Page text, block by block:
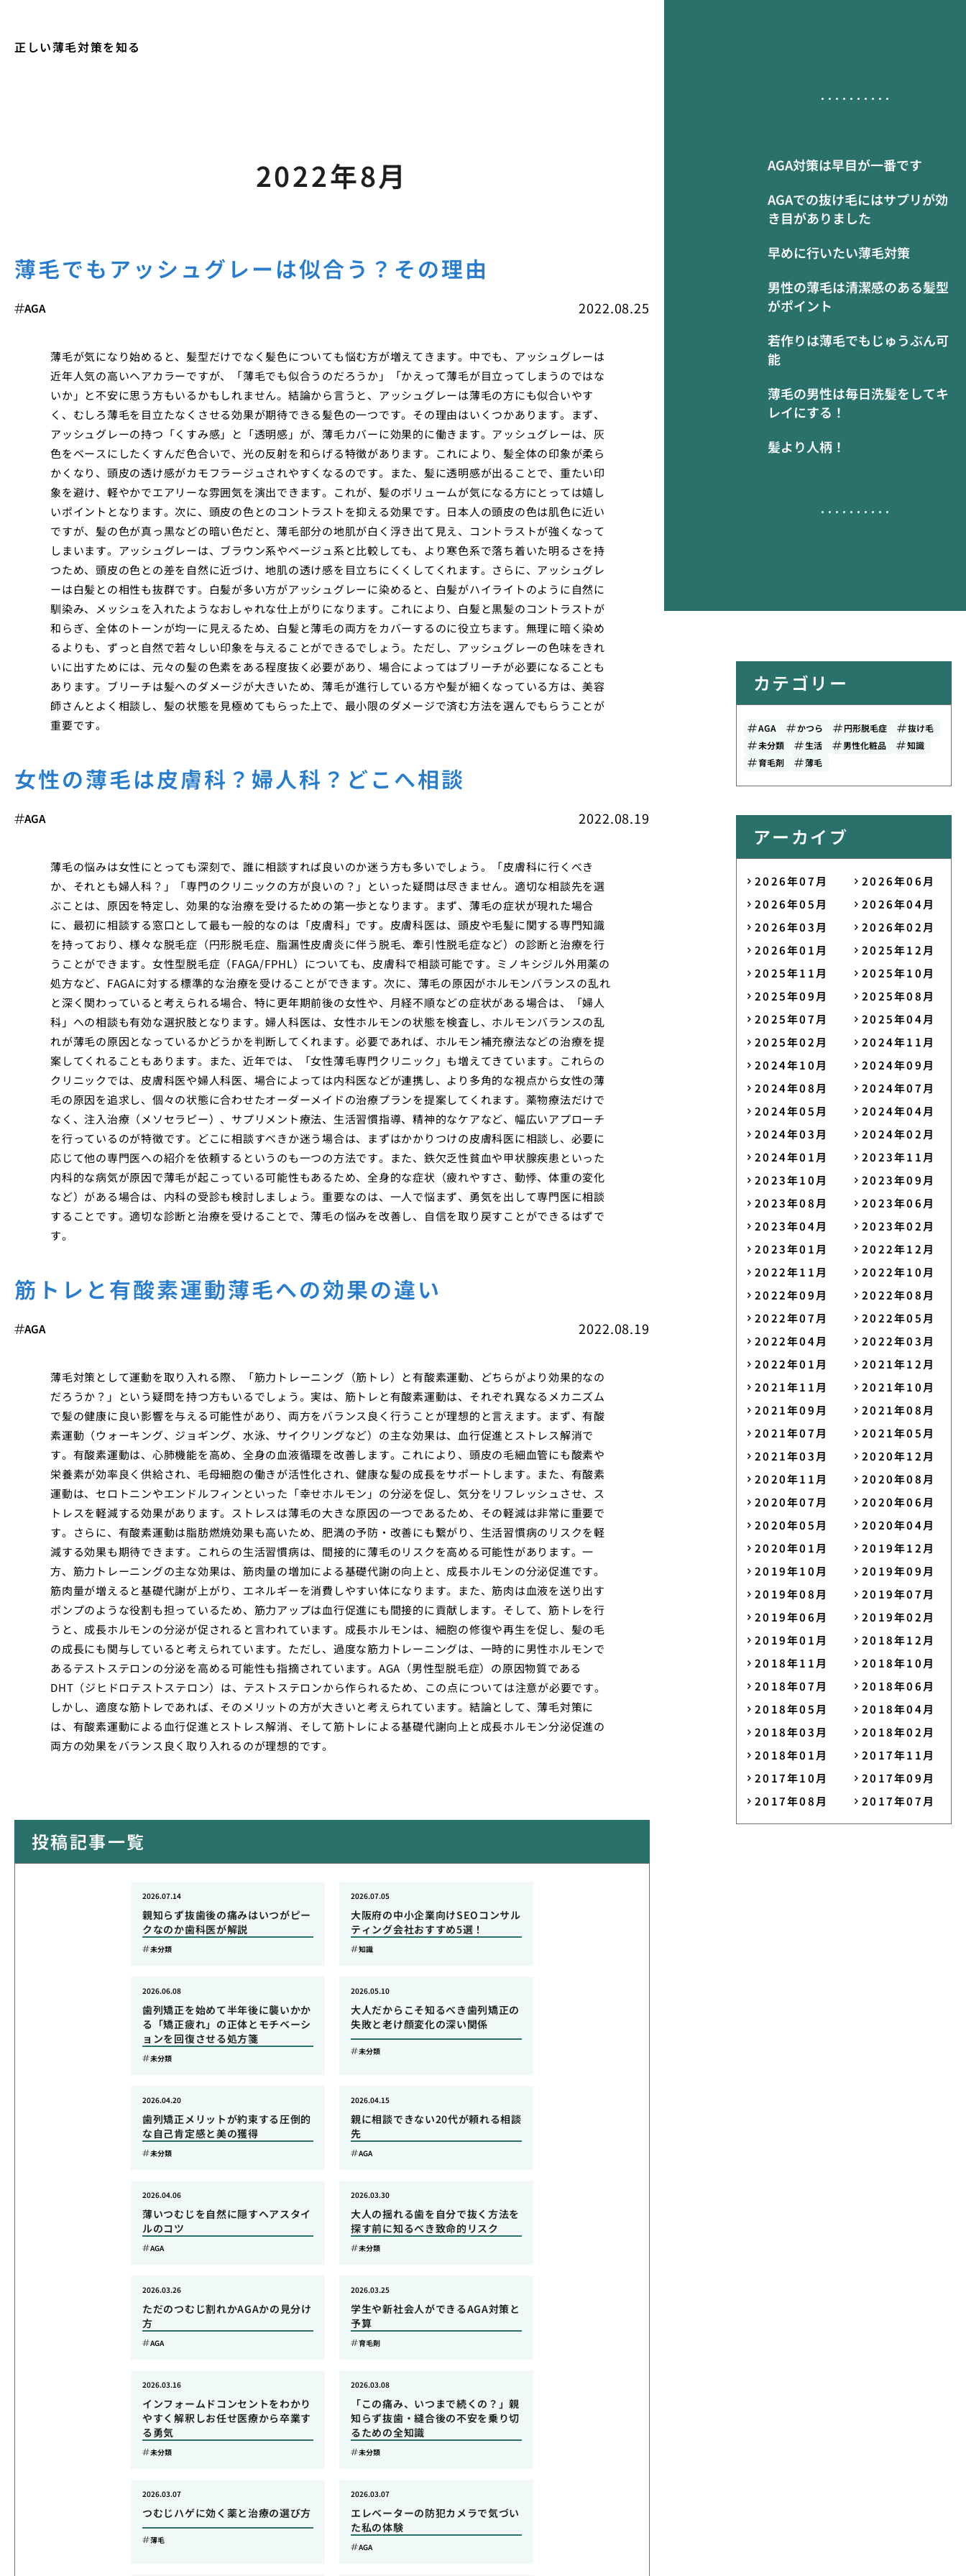
正しい薄毛対策を知る
AGA対策は早目が一番です
AGAでの抜け毛にはサプリが効
き目がありました
早めに行いたい薄毛対策
男性の薄毛は清潔感のある髪型
がポイント
若作りは薄毛でもじゅうぶん可
能
薄毛の男性は毎日洗髪をしてキ
レイにする！
髪より人柄！
2022年8月
薄毛でもアッシュグレーは似合う？その理由
2022.08.25
AGA
薄毛が気になり始めると、髪型だけでなく髪色についても悩む方が増えてきます。中でも、アッシュグレーは
近年人気の高いヘアカラーですが、「薄毛でも似合うのだろうか」「かえって薄毛が目立ってしまうのではな
いか」と不安に思う方もいるかもしれません。結論から言うと、アッシュグレーは薄毛の方にも似合いやす
く、むしろ薄毛を目立たなくさせる効果が期待できる髪色の一つです。その理由はいくつかあります。まず、
アッシュグレーの持つ「くすみ感」と「透明感」が、薄毛カバーに効果的に働きます。アッシュグレーは、灰
色をベースにしたくすんだ色合いで、光の反射を和らげる特徴があります。これにより、髪全体の印象が柔ら
かくなり、頭皮の透け感がカモフラージュされやすくなるのです。また、髪に透明感が出ることで、重たい印
象を避け、軽やかでエアリーな雰囲気を演出できます。これが、髪のボリュームが気になる方にとっては嬉し
いポイントとなります。次に、頭皮の色とのコントラストを抑える効果です。日本人の頭皮の色は肌色に近い
ですが、髪の色が真っ黒などの暗い色だと、薄毛部分の地肌が白く浮き出て見え、コントラストが強くなって
しまいます。アッシュグレーは、ブラウン系やベージュ系と比較しても、より寒色系で落ち着いた明るさを持
つため、頭皮の色との差を自然に近づけ、地肌の透け感を目立ちにくくしてくれます。さらに、アッシュグレ
ーは白髪との相性も抜群です。白髪が多い方がアッシュグレーに染めると、白髪がハイライトのように自然に
馴染み、メッシュを入れたようなおしゃれな仕上がりになります。これにより、白髪と黒髪のコントラストが
和らぎ、全体のトーンが均一に見えるため、白髪と薄毛の両方をカバーするのに役立ちます。無理に暗く染め
るよりも、ずっと自然で若々しい印象を与えることができるでしょう。ただし、アッシュグレーの色味をきれ
いに出すためには、元々の髪の色素をある程度抜く必要があり、場合によってはブリーチが必要になることも
あります。ブリーチは髪へのダメージが大きいため、薄毛が進行している方や髪が細くなっている方は、美容
師さんとよく相談し、髪の状態を見極めてもらった上で、最小限のダメージで済む方法を選んでもらうことが
重要です。
女性の薄毛は皮膚科？婦人科？どこへ相談
2022.08.19
AGA
薄毛の悩みは女性にとっても深刻で、誰に相談すれば良いのか迷う方も多いでしょう。「皮膚科に行くべき
か、それとも婦人科？」「専門のクリニックの方が良いの？」といった疑問は尽きません。適切な相談先を選
ぶことは、原因を特定し、効果的な治療を受けるための第一歩となります。まず、薄毛の症状が現れた場合
に、最初に相談する窓口として最も一般的なのは「皮膚科」です。皮膚科医は、頭皮や毛髪に関する専門知識
を持っており、様々な脱毛症（円形脱毛症、脂漏性皮膚炎に伴う脱毛、牽引性脱毛症など）の診断と治療を行
うことができます。女性型脱毛症（FAGA/FPHL）についても、皮膚科で相談可能です。ミノキシジル外用薬の
処方など、FAGAに対する標準的な治療を受けることができます。次に、薄毛の原因がホルモンバランスの乱れ
と深く関わっていると考えられる場合、特に更年期前後の女性や、月経不順などの症状がある場合は、「婦人
科」への相談も有効な選択肢となります。婦人科医は、女性ホルモンの状態を検査し、ホルモンバランスの乱
れが薄毛の原因となっているかどうかを判断してくれます。必要であれば、ホルモン補充療法などの治療を提
案してくれることもあります。また、近年では、「女性薄毛専門クリニック」も増えてきています。これらの
クリニックでは、皮膚科医や婦人科医、場合によっては内科医などが連携し、より多角的な視点から女性の薄
毛の原因を追求し、個々の状態に合わせたオーダーメイドの治療プランを提案してくれます。薬物療法だけで
なく、注入治療（メソセラピー）、サプリメント療法、生活習慣指導、精神的なケアなど、幅広いアプローチ
を行っているのが特徴です。どこに相談すべきか迷う場合は、まずはかかりつけの皮膚科医に相談し、必要に
応じて他の専門医への紹介を依頼するというのも一つの方法です。また、鉄欠乏性貧血や甲状腺疾患といった
内科的な病気が原因で薄毛が起こっている可能性もあるため、全身的な症状（疲れやすさ、動悸、体重の変化
など）がある場合は、内科の受診も検討しましょう。重要なのは、一人で悩まず、勇気を出して専門医に相談
することです。適切な診断と治療を受けることで、薄毛の悩みを改善し、自信を取り戻すことができるはずで
す。
筋トレと有酸素運動薄毛への効果の違い
2022.08.19
AGA
薄毛対策として運動を取り入れる際、「筋力トレーニング（筋トレ）と有酸素運動、どちらがより効果的なの
だろうか？」という疑問を持つ方もいるでしょう。実は、筋トレと有酸素運動は、それぞれ異なるメカニズム
で髪の健康に良い影響を与える可能性があり、両方をバランス良く行うことが理想的と言えます。まず、有酸
素運動（ウォーキング、ジョギング、水泳、サイクリングなど）の主な効果は、血行促進とストレス解消で
す。有酸素運動は、心肺機能を高め、全身の血液循環を改善します。これにより、頭皮の毛細血管にも酸素や
栄養素が効率良く供給され、毛母細胞の働きが活性化され、健康な髪の成長をサポートします。また、有酸素
運動は、セロトニンやエンドルフィンといった「幸せホルモン」の分泌を促し、気分をリフレッシュさせ、ス
トレスを軽減する効果があります。ストレスは薄毛の大きな原因の一つであるため、その軽減は非常に重要で
す。さらに、有酸素運動は脂肪燃焼効果も高いため、肥満の予防・改善にも繋がり、生活習慣病のリスクを軽
減する効果も期待できます。これらの生活習慣病は、間接的に薄毛のリスクを高める可能性があります。一
方、筋力トレーニングの主な効果は、筋肉量の増加による基礎代謝の向上と、成長ホルモンの分泌促進です。
筋肉量が増えると基礎代謝が上がり、エネルギーを消費しやすい体になります。また、筋肉は血液を送り出す
ポンプのような役割も担っているため、筋力アップは血行促進にも間接的に貢献します。そして、筋トレを行
うと、成長ホルモンの分泌が促されると言われています。成長ホルモンは、細胞の修復や再生を促し、髪の毛
の成長にも関与していると考えられています。ただし、過度な筋力トレーニングは、一時的に男性ホルモンで
あるテストステロンの分泌を高める可能性も指摘されています。AGA（男性型脱毛症）の原因物質である
DHT（ジヒドロテストステロン）は、テストステロンから作られるため、この点については注意が必要です。
しかし、適度な筋トレであれば、そのメリットの方が大きいと考えられています。結論として、薄毛対策に
は、有酸素運動による血行促進とストレス解消、そして筋トレによる基礎代謝向上と成長ホルモン分泌促進の
両方の効果をバランス良く取り入れるのが理想的です。
投稿記事一覧
親知らず抜歯後の痛みはいつがピー
クなのか歯科医が解説
2026.07.14
未分類
大阪府の中小企業向けSEOコンサル
ティング会社おすすめ5選！
2026.07.05
知識
歯列矯正を始めて半年後に襲いかか
る「矯正疲れ」の正体とモチベーシ
ョンを回復させる処方箋
2026.06.08
未分類
大人だからこそ知るべき歯列矯正の
失敗と老け顔変化の深い関係
2026.05.10
未分類
歯列矯正メリットが約束する圧倒的
な自己肯定感と美の獲得
2026.04.20
未分類
親に相談できない20代が頼れる相談
先
2026.04.15
AGA
薄いつむじを自然に隠すヘアスタイ
ルのコツ
2026.04.06
AGA
大人の揺れる歯を自分で抜く方法を
探す前に知るべき致命的リスク
2026.03.30
未分類
ただのつむじ割れかAGAかの見分け
方
2026.03.26
AGA
学生や新社会人ができるAGA対策と
予算
2026.03.25
育毛剤
インフォームドコンセントをわかり
やすく解釈しお任せ医療から卒業す
る勇気
2026.03.16
未分類
「この痛み、いつまで続くの？」親
知らず抜歯・縫合後の不安を乗り切
るための全知識
2026.03.08
未分類
つむじハゲに効く薬と治療の選び方
2026.03.07
薄毛
エレベーターの防犯カメラで気づい
た私の体験
2026.03.07
AGA
カテゴリー
AGA かつら 円形脱毛症
抜け毛
未分類
生活 男性化粧品
知識
育毛剤
薄毛
アーカイブ
2026年07月
2026年06月
2026年05月
2026年04月
2026年03月
2026年02月
2026年01月
2025年12月
2025年11月
2025年10月
2025年09月
2025年08月
2025年07月
2025年04月
2025年02月
2024年11月
2024年10月
2024年09月
2024年08月
2024年07月
2024年05月
2024年04月
2024年03月
2024年02月
2024年01月
2023年11月
2023年10月
2023年09月
2023年08月
2023年06月
2023年04月
2023年02月
2023年01月
2022年12月
2022年11月
2022年10月
2022年09月
2022年08月
2022年07月
2022年05月
2022年04月
2022年03月
2022年01月
2021年12月
2021年11月
2021年10月
2021年09月
2021年08月
2021年07月
2021年05月
2021年03月
2020年12月
2020年11月
2020年08月
2020年07月
2020年06月
2020年05月
2020年04月
2020年01月
2019年12月
2019年10月
2019年09月
2019年08月
2019年07月
2019年06月
2019年02月
2019年01月
2018年12月
2018年11月
2018年10月
2018年07月
2018年06月
2018年05月
2018年04月
2018年03月
2018年02月
2018年01月
2017年11月
2017年10月
2017年09月
2017年08月
2017年07月